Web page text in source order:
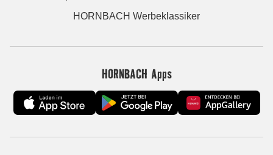
HORNBACH Werbeklassiker
HORNBACH Apps